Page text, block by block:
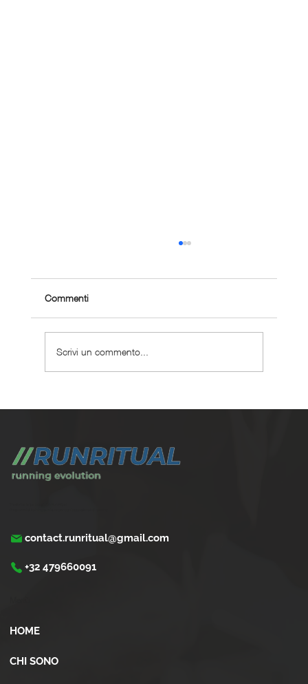
Commenti
Scrivi un commento...
contact.runritual@gmail.com
+32 479660091
HOME
CHI SONO